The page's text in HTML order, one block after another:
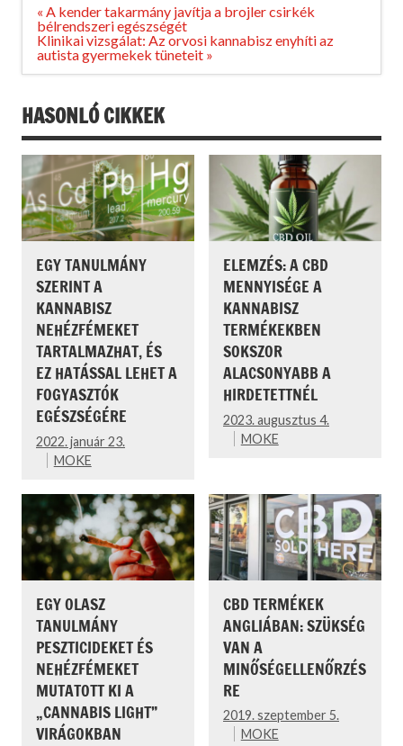
Bejegyzés
navigáció
« A kender takarmány javítja a brojler csirkék
bélrendszeri egészségét
Klinikai vizsgálat: Az orvosi kannabisz enyhíti az
autista gyermekek tüneteit »
HASONLÓ CIKKEK
EGY TANULMÁNY
SZERINT A
KANNABISZ
NEHÉZFÉMEKET
TARTALMAZHAT, ÉS
EZ HATÁSSAL LEHET A
FOGYASZTÓK
EGÉSZSÉGÉRE
2022. január 23.
MOKE
ELEMZÉS: A CBD
MENNYISÉGE A
KANNABISZ
TERMÉKEKBEN
SOKSZOR
ALACSONYABB A
HIRDETETTNÉL
2023. augusztus 4.
MOKE
EGY OLASZ
TANULMÁNY
PESZTICIDEKET ÉS
NEHÉZFÉMEKET
MUTATOTT KI A
„CANNABIS LIGHT”
VIRÁGOKBAN
CBD TERMÉKEK
ANGLIÁBAN: SZÜKSÉG
VAN A
MINŐSÉGELLENŐRZÉS
RE
2019. szeptember 5.
MOKE